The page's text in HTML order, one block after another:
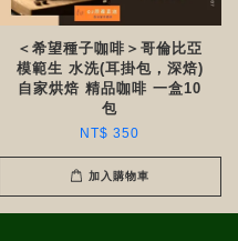
＜希望種子咖啡＞哥倫比亞
模範生 水洗(耳掛包，深焙)
自家烘焙 精品咖啡 一盒10
包
NT$ 350
加入購物車